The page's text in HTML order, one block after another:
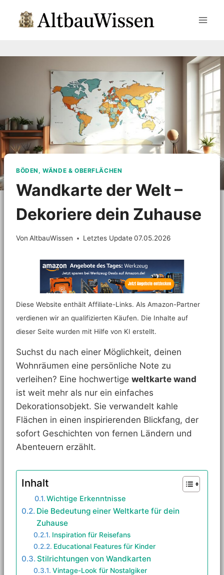
Inhalt
BÖDEN, WÄNDE & OBERFLÄCHEN
Wandkarte der Welt –
Dekoriere dein Zuhause
Von AltbauWissen Letztes Update 07.05.2026
Diese Website enthält Affiliate-Links. Als Amazon-Partner
verdienen wir an qualifizierten Käufen. Die Inhalte auf
dieser Seite wurden mit Hilfe von KI erstellt.
Suchst du nach einer Möglichkeit, deinen
Wohnräumen eine persönliche Note zu
verleihen? Eine hochwertige weltkarte wand
ist weit mehr als nur ein einfaches
Dekorationsobjekt. Sie verwandelt kahle
Flächen in einen inspirierenden Blickfang, der
sofort Geschichten von fernen Ländern und
Abenteuern erzählt.
Inhalt
Wichtige Erkenntnisse
Die Bedeutung einer Weltkarte für dein
Zuhause
Inspiration für Reisefans
Educational Features für Kinder
Stilrichtungen von Wandkarten
Vintage-Look für Nostalgiker